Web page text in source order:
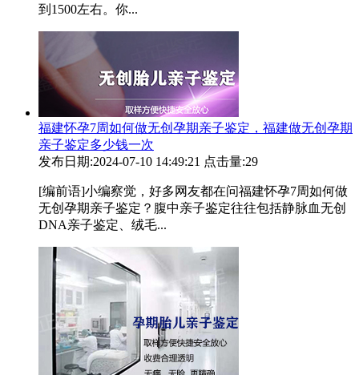
到1500左右。你...
福建怀孕7周如何做无创孕期亲子鉴定，福建做无创孕期
亲子鉴定多少钱一次
发布日期:2024-07-10 14:49:21 点击量:29
[编前语]小编察觉，好多网友都在问福建怀孕7周如何做
无创孕期亲子鉴定？腹中亲子鉴定往往包括静脉血无创
DNA亲子鉴定、绒毛...